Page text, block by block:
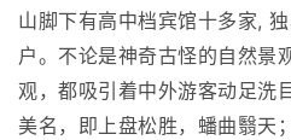
山脚下有高中档宾馆十多家,
户。不论是神奇古怪的自然景
观，都吸引着中外游客动足洗
美名，即上盘松胜，蟠曲翳天